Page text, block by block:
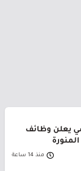
يعلن وظائف
منذ 14 ساعة